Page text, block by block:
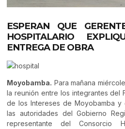
ESPERAN QUE
HOSPITALARIO
ENTREGA DE OBRA
Moyobamba. Para mañana
la reunión entre los integrantes del
de los Intereses de Moyobamba y
las autoridades del Gobierno
representante del Consorcio